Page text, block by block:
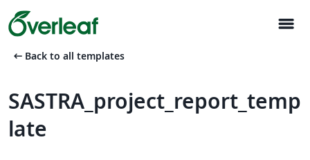
menu
arrow_left_alt Back to all templates
SASTRA_project_report_temp
late